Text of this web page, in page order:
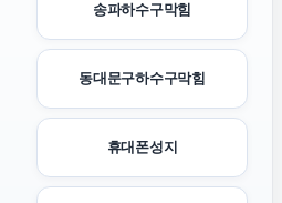
송파하수구막힘
동대문구하수구막힘
휴대폰성지